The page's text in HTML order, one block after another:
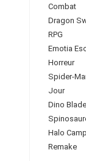
Combat
Dragon
RPG
Emotia
Horreur
Spider-
Jour
Dino
Halo
Remake